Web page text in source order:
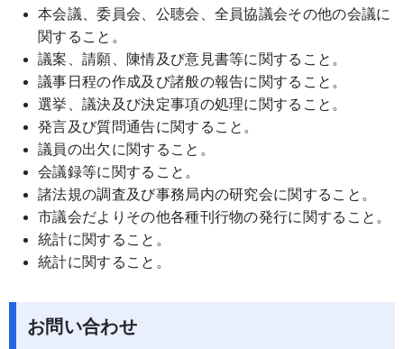
本会議、委員会、公聴会、全員協議会その他の会議に
関すること。
議案、請願、陳情及び意見書等に関すること。
議事日程の作成及び諸般の報告に関すること。
選挙、議決及び決定事項の処理に関すること。
発言及び質問通告に関すること。
議員の出欠に関すること。
会議録等に関すること。
諸法規の調査及び事務局内の研究会に関すること。
市議会だよりその他各種刊行物の発行に関すること。
統計に関すること。
統計に関すること。
お問い合わせ